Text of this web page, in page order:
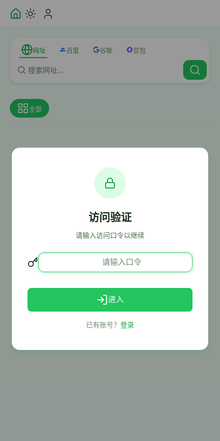
网址 百度 谷歌 豆包
全部
访问验证
请输入访问口令以继续
进入
已有账号？ 登录